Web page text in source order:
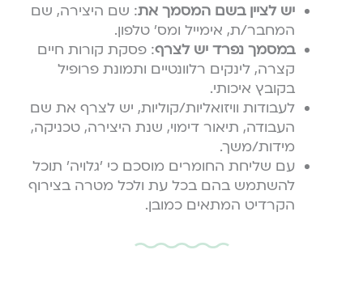
יש לציין בשם המסמך את: שם היצירה, שם
המחבר/ת, אימייל ומס׳ טלפון.
במסמך נפרד יש לצרף: פסקת קורות חיים
קצרה, לינקים רלוונטיים ותמונת פרופיל
בקובץ איכותי.
לעבודות וויזואליות/קוליות, יש לצרף את שם
העבודה, תיאור דימוי, שנת היצירה, טכניקה,
מידות/משך.
עם שליחת החומרים מוסכם כי ׳גלויה׳ תוכל
להשתמש בהם בכל עת ולכל מטרה בצירוף
הקרדיט המתאים כמובן.